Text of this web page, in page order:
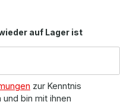
auf Lager ist
zur Kenntnis
und bin mit ihnen